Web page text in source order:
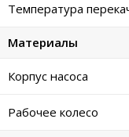
Температура
Материалы
Корпус насоса
Рабочее колесо